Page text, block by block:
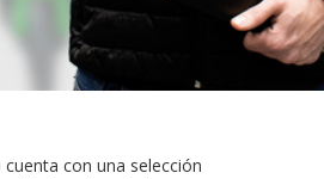
con una selección